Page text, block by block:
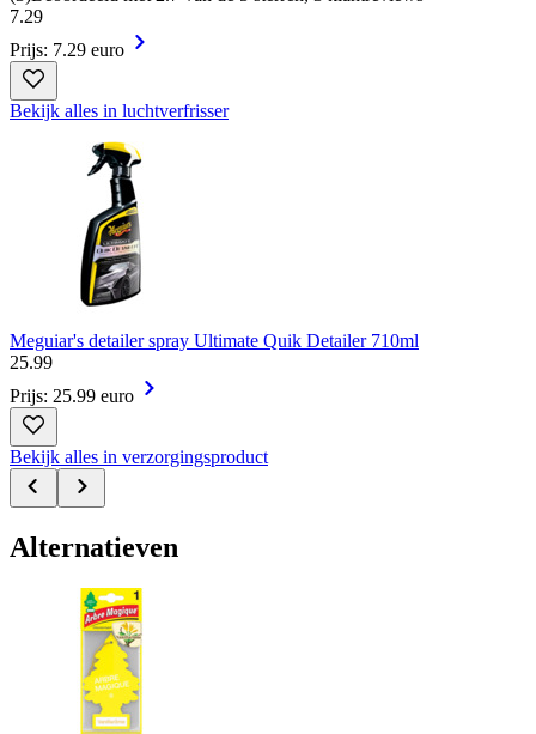
7.29
Prijs: 7.29 euro
Bekijk alles in luchtverfrisser
Meguiar's detailer spray Ultimate Quik Detailer 710ml
25.99
Prijs: 25.99 euro
Bekijk alles in verzorgingsproduct
Alternatieven